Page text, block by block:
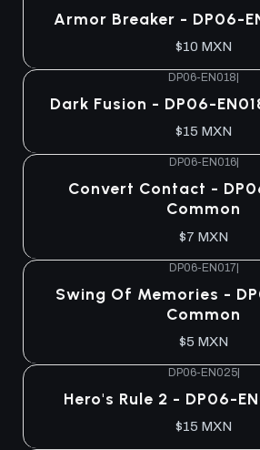
Armor Breaker - DP06-
$10 MXN
DP06-EN018|
Dark Fusion - DP06-
$15 MXN
DP06-EN016|
Convert Contact -
Common
$7 MXN
DP06-EN017|
Swing Of Memories -
Common
$5 MXN
DP06-EN025|
Hero's Rule 2 - DP06-
$15 MXN